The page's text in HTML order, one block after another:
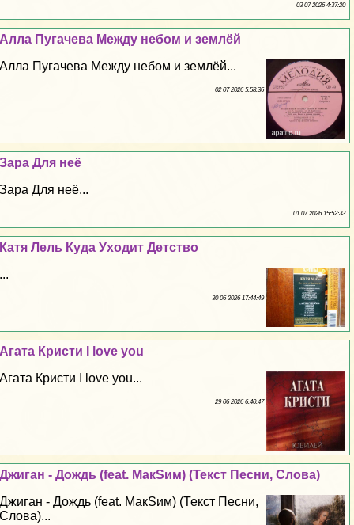
03 07 2026 4:37:20
Алла Пугачева Между небом и землёй
Алла Пугачева Между небом и землёй...
02 07 2026 5:58:36
Зара Для неё
Зара Для неё...
01 07 2026 15:52:33
Катя Лель Куда Уходит Детство
...
30 06 2026 17:44:49
Агата Кристи I love you
Агата Кристи I love you...
29 06 2026 6:40:47
Джиган - Дождь (feat. МакSим) (Текст Песни, Слова)
Джиган - Дождь (feat. МакSим) (Текст Песни,
Слова)...